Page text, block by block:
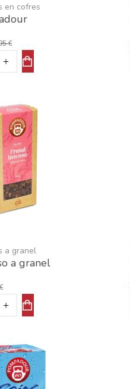
en cofres
€
a granel
a granel